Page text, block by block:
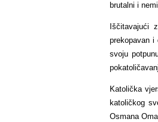
brutalni i
Iščitavajući
prekopavan
svoju
Katolička
katoličkog
Osmana